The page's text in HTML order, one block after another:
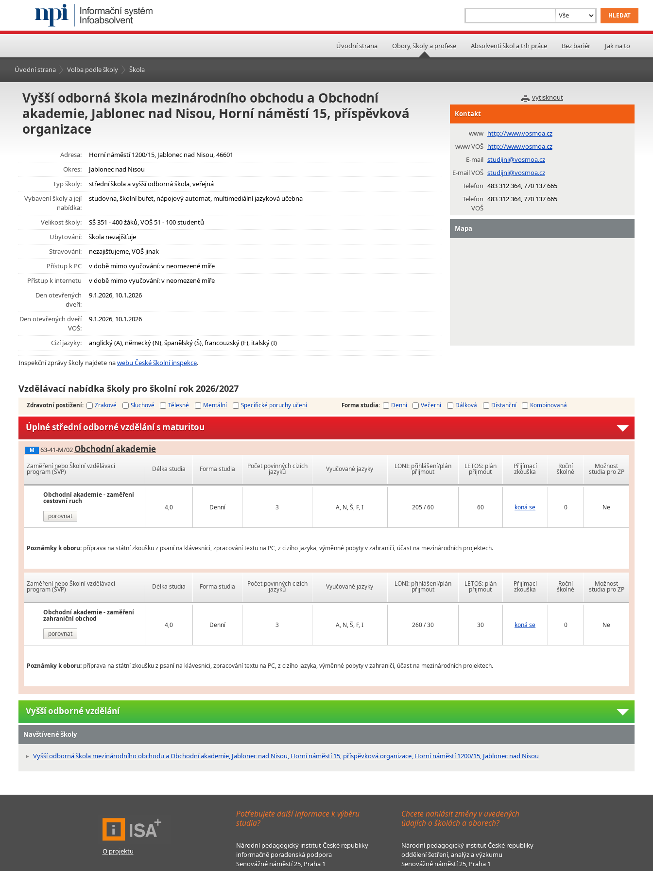
Úvodní strana Obory, školy a profese Absolventi škol a trh práce Bez bariér Jak na to
Úvodní strana Volba podle školy Škola
vytisknout
Vyšší odborná škola mezinárodního obchodu a Obchodní
akademie, Jablonec nad Nisou, Horní náměstí 15, příspěvková
organizace
Adresa:
Horní náměstí 1200/15, Jablonec nad Nisou, 46601
Okres:
Jablonec nad Nisou
Typ školy:
střední škola a vyšší odborná škola, veřejná
Vybavení školy a její
nabídka:
studovna, školní bufet, nápojový automat, multimediální jazyková učebna
Velikost školy:
SŠ 351 - 400 žáků, VOŠ 51 - 100 studentů
Ubytování:
škola nezajišťuje
Stravování:
nezajišťujeme, VOŠ jinak
Přístup k PC
v době mimo vyučování: v neomezené míře
Přístup k internetu
v době mimo vyučování: v neomezené míře
Den otevřených
dveří:
9.1.2026, 10.1.2026
Den otevřených dveří
VOŠ:
9.1.2026, 10.1.2026
Cizí jazyky: anglický (A), německý (N), španělský (Š), francouzský (F), italský (I)
Inspekční zprávy školy najdete nawebu České školní inspekce.
Kontakt
www http://www.vosmoa.cz
www VOŠ http://www.vosmoa.cz
E-mail studijni@vosmoa.cz
E-mail VOŠ studijni@vosmoa.cz
Telefon 483 312 364, 770 137 665
Telefon
VOŠ
483 312 364, 770 137 665
Mapa
Vzdělávací nabídka školy pro školní rok 2026/2027
Zdravotní postižení: Zrakové Sluchové Tělesné Mentální Specifické poruchy učení Forma studia: Denní Večerní Dálková Distanční Kombinovaná
Úplné střední odborné vzdělání s maturitou
M 63-41-M/02 Obchodní akademie
Zaměření nebo Školní vzdělávací
program (ŠVP)
Obchodní akademie - zaměření
cestovní ruch
porovnat
Délka studia Forma studia Počet povinných cizích
jazyků Vyučované jazyky
4,0 Denní 3 A, N, Š, F, I
LONI: přihlášení/plán
přijmout
LETOS: plán
přijmout
Přijímací
zkouška
Roční
školné
Možnost
studia pro ZP
205 / 60 60 koná se 0 Ne
Poznámky k oboru: příprava na státní zkoušku z psaní na klávesnici, zpracování textu na PC, z cizího jazyka, výměnné pobyty v zahraničí, účast na mezinárodních projektech.
Zaměření nebo Školní vzdělávací
program (ŠVP)
Obchodní akademie - zaměření
zahraniční obchod
porovnat
Délka studia Forma studia Počet povinných cizích
jazyků Vyučované jazyky
4,0 Denní 3 A, N, Š, F, I
LONI: přihlášení/plán
přijmout
LETOS: plán
přijmout
Přijímací
zkouška
Roční
školné
Možnost
studia pro ZP
260 / 30 30 koná se 0 Ne
Poznámky k oboru: příprava na státní zkoušku z psaní na klávesnici, zpracování textu na PC, z cizího jazyka, výměnné pobyty v zahraničí, účast na mezinárodních projektech.
Vyšší odborné vzdělání
Navštívené školy
Vyšší odborná škola mezinárodního obchodu a Obchodní akademie, Jablonec nad Nisou, Horní náměstí 15, příspěvková organizace, Horní náměstí 1200/15, Jablonec nad Nisou
O projektu
Potřebujete další informace k výběru
studia?
Národní pedagogický institut České republiky
informačně poradenská podpora
Senovážné náměstí 25, Praha 1
Chcete nahlásit změny v uvedených
údajích o školách a oborech?
Národní pedagogický institut České republiky
oddělení šetření, analýz a výzkumu
Senovážné náměstí 25, Praha 1